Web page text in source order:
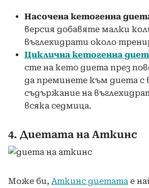
Насочена кетогенна
версия добавяте малки
въглехидрати около
Циклична кетогенна
сте на кето диета през
да преминете към диета с
съдържание на
всяка седмица.
4. Диетата на Аткинс
Може би, Аткинс диетата е